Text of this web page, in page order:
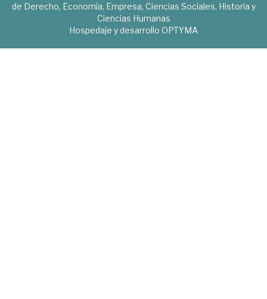
de Derecho, Economía, Empresa, Ciencias Sociales, Historia y
Ciencias Humanas
Hospedaje y desarrollo OPTYMA